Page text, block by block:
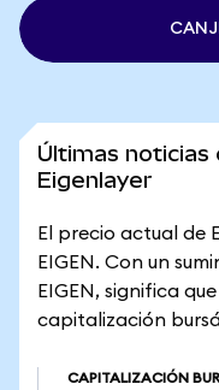
Últimas
Eigenlayer
El precio actual de
EIGEN. Con un
EIGEN, significa
capitalización
CAPITALIZACIÓN